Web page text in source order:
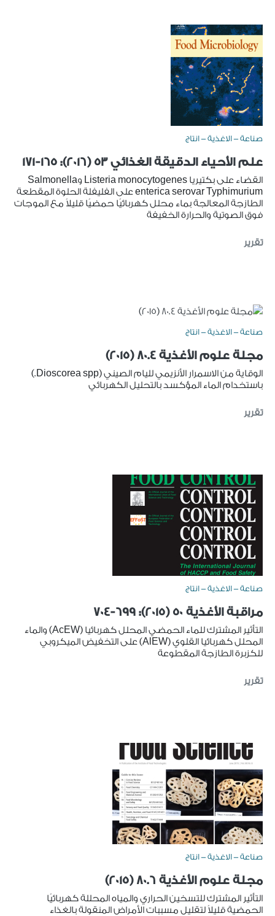
صناعة - الاغذية - انتاج
علم الأحياء الدقيقة الغذائي 53 (2016): 165-171
القضاء على بكتيريا Listeria monocytogenes وSalmonella
enterica serovar Typhimurium على الفليفلة الحلوة المقطعة
الطازجة المعالجة بماء محلل كهربائيًا حمضيًا قليلاً مع الموجات
فوق الصوتية والحرارة الخفيفة
تقرير
صناعة - الاغذية - انتاج
مجلة علوم الأغذية 80.4 (2015)
الوقاية من الاسمرار الأنزيمي لليام الصيني (Dioscorea spp.)
باستخدام الماء المؤكسد بالتحليل الكهربائي
تقرير
صناعة - الاغذية - انتاج
مراقبة الأغذية 50 (2015): 699-704
التأثير المشترك للماء الحمضي المحلل كهربائيا (AcEW) والماء
المحلل كهربائيا القلوي (AlEW) على التخفيض الميكروبي
للكزبرة الطازجة المقطوعة
تقرير
صناعة - الاغذية - انتاج
مجلة علوم الأغذية 80.6 (2015)
التأثير المشترك للتسخين الحراري والمياه المحللة كهربائيًا
الحمضية قليلاً لتقليل مسببات الأمراض المنقولة بالغذاء